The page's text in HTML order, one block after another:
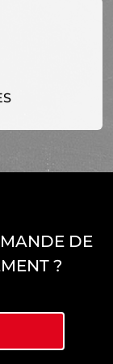
pour la
DE
?